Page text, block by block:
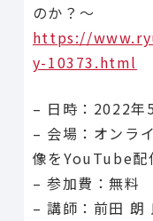
のか？〜
https://
y-10373.html
– 日時：2022
– 会場：オンラ
像をYouTube配
– 参加費：無
– 講師：前田 朗